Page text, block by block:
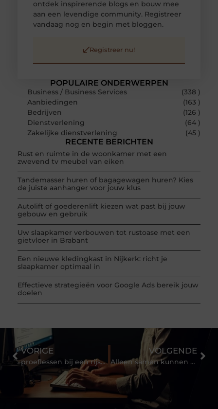
POPULAIRE ONDERWERPEN
Business / Business Services
(338 )
Aanbiedingen
(163 )
Bedrijven
(126 )
Dienstverlening
(64 )
Zakelijke dienstverlening
(45 )
RECENTE BERICHTEN
Rust en ruimte in de woonkamer met een
zwevend tv meubel van eiken
Tandemasser huren of bagagewagen huren? Kies
de juiste aanhanger voor jouw klus
Autolift of goederenlift kiezen wat past bij jouw
gebouw en gebruik
Uw slaapkamer verbouwen tot rustoase met een
gietvloer in Brabant
Een nieuwe kledingkast in Nijkerk: richt je
slaapkamer optimaal in
Effectieve strategieën voor Google Ads bereik jouw
doelen
ontdek inspirerende blogs en bouw mee
aan een levendige community. Registreer
vandaag nog en begin met bloggen.
Registreer nu!
VORIGE
proeflessen bij een rijschool?
VOLGENDE
Alleen samen kunnen we de wereld verbeteren